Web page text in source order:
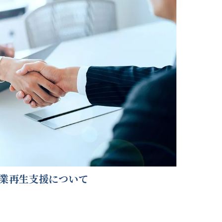
再生支援について